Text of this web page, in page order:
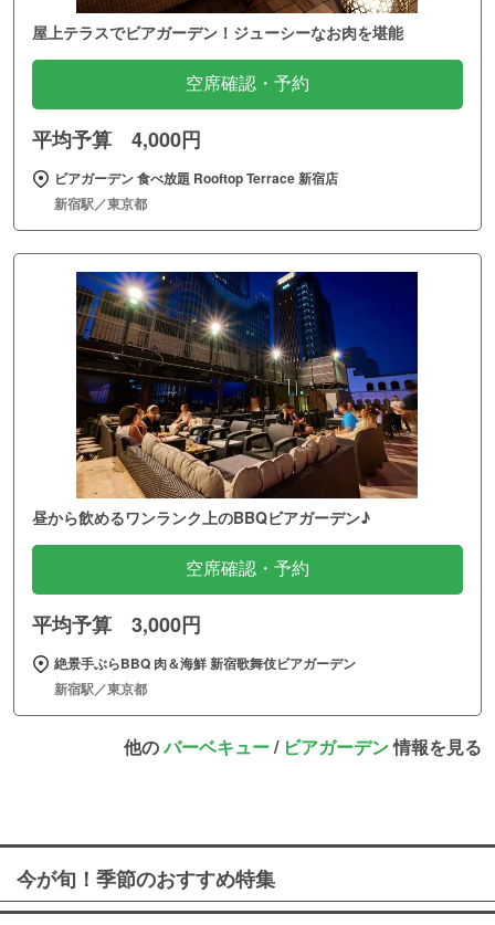
屋上テラスでビアガーデン！ジューシーなお肉を堪能
空席確認・予約
平均予算 4,000円
ビアガーデン 食べ放題 Rooftop Terrace 新宿店
新宿駅／東京都
昼から飲めるワンランク上のBBQビアガーデン♪
空席確認・予約
平均予算 3,000円
絶景手ぶらBBQ 肉＆海鮮 新宿歌舞伎ビアガーデン
新宿駅／東京都
他のバーベキュー/ ビアガーデン情報を見る
今が旬！季節のおすすめ特集